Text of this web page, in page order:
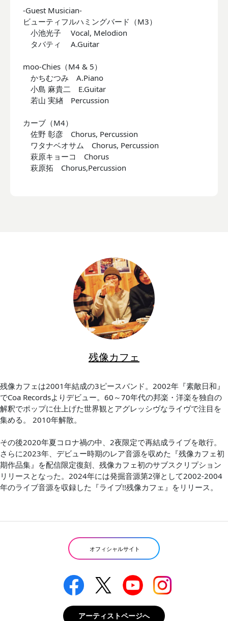
-Guest Musician-
ビューティフルハミングバード（M3）
小池光子 Vocal, Melodion
タバティ A.Guitar
moo-Chies（M4 & 5）
かちむつみ A.Piano
小島 麻貴二 E.Guitar
若山 実緖 Percussion
カーブ（M4）
佐野 彰彦 Chorus, Percussion
ワタナベオサム Chorus, Percussion
萩原キョーコ Chorus
萩原拓 Chorus,Percussion
残像カフェ
残像カフェは2001年結成の3ピースバンド。2002年『素敵日和』
でCoa Recordsよりデビュー。60～70年代の邦楽・洋楽を独自の
解釈でポップに仕上げた世界観とアグレッシヴなライヴで注目を
集める。 2010年解散。
その後2020年夏コロナ禍の中、2夜限定で再結成ライブを敢行。
さらに2023年、デビュー時期のレア音源を収めた『残像カフェ初
期作品集』を配信限定復刻、残像カフェ初のサブスクリプション
リリースとなった。2024年には発掘音源第2弾として2002-2004
年のライブ音源を収録した『ライブ!!残像カフェ』をリリース。
オフィシャルサイト
アーティストページへ